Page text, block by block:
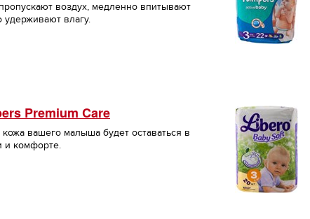
воздух, медленно впитывают
удерживают влагу.
Premium Care
вашего малыша будет оставаться в
и комфорте.